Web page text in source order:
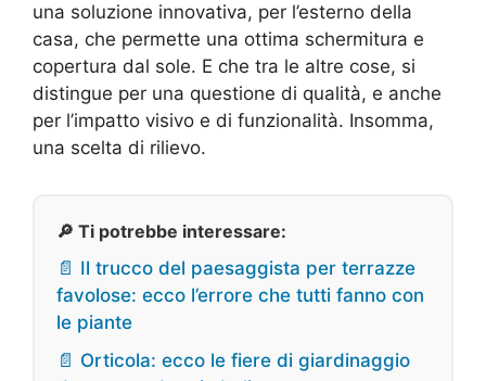
una soluzione innovativa, per l’esterno della
casa, che permette una ottima schermitura e
copertura dal sole. E che tra le altre cose, si
distingue per una questione di qualità, e anche
per l’impatto visivo e di funzionalità. Insomma,
una scelta di rilievo.
🔎 Ti potrebbe interessare:
📄 Il trucco del paesaggista per terrazze
favolose: ecco l’errore che tutti fanno con
le piante
📄 Orticola: ecco le fiere di giardinaggio